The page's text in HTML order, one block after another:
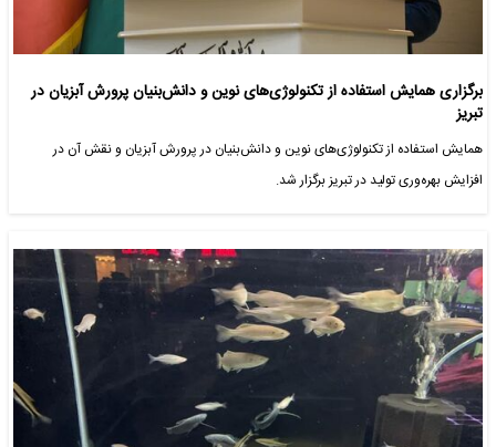
برگزاری همایش استفاده از تکنولوژی‌های نوین و دانش‌بنیان پرورش آبزیان در
تبریز
همایش استفاده از تکنولوژی‌های نوین و دانش‌بنیان در پرورش آبزیان و نقش آن در
افزایش بهره‌وری تولید در تبریز برگزار شد.